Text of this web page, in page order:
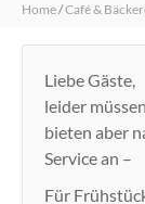
Home/Café &
Liebe Gäste,
leider
bieten aber
Service an –
Für